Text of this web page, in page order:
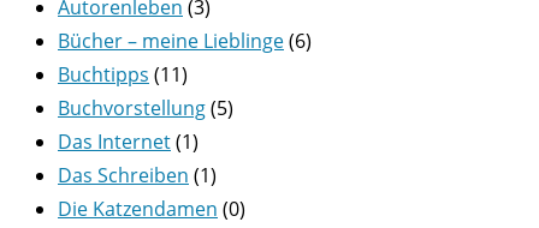
Autorenleben (3)
Bücher – meine Lieblinge(6)
Buchtipps (11)
Buchvorstellung(5)
Das Internet(1)
Das Schreiben (1)
Die Katzendamen (0)